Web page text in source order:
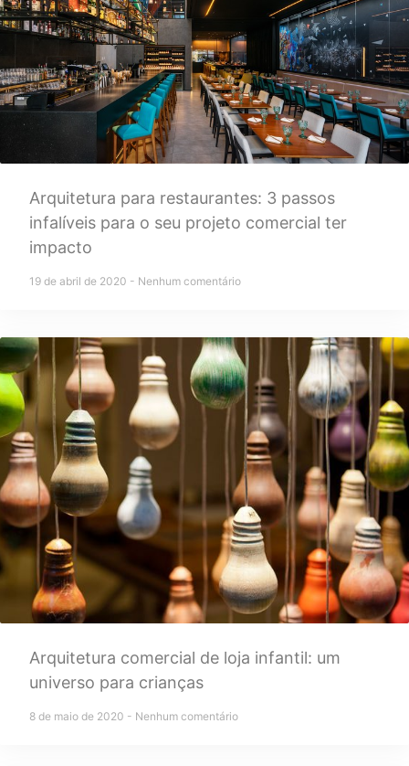
Arquitetura para restaurantes: 3 passos
infalíveis para o seu projeto comercial ter
impacto
19 de abril de 2020 Nenhum comentário
Arquitetura comercial de loja infantil: um
universo para crianças
8 de maio de 2020 Nenhum comentário